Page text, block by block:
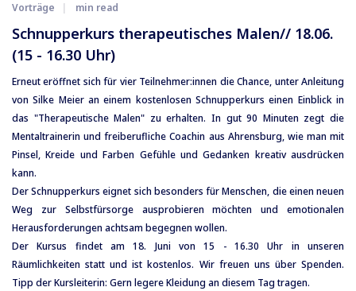
Vorträge min read
Schnupperkurs therapeutisches Malen// 18.06.
(15 - 16.30 Uhr)
Erneut eröffnet sich für vier Teilnehmer:innen die Chance, unter Anleitung
von Silke Meier an einem kostenlosen Schnupperkurs einen Einblick in
das "Therapeutische Malen" zu erhalten. In gut 90 Minuten zegt die
Mentaltrainerin und freiberufliche Coachin aus Ahrensburg, wie man mit
Pinsel, Kreide und Farben Gefühle und Gedanken kreativ ausdrücken
kann.
Der Schnupperkurs eignet sich besonders für Menschen, die einen neuen
Weg zur Selbstfürsorge ausprobieren möchten und emotionalen
Herausforderungen achtsam begegnen wollen.
Der Kursus findet am 18. Juni von 15 - 16.30 Uhr in unseren
Räumlichkeiten statt und ist kostenlos. Wir freuen uns über Spenden.
Tipp der Kursleiterin: Gern legere Kleidung an diesem Tag tragen.